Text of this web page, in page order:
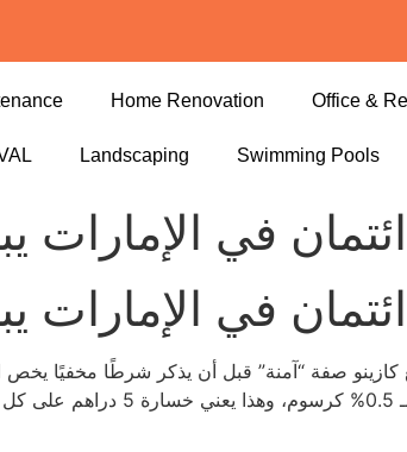
Home Renovation Office &
Landscaping Swimming Pools
في الإمارات
في الإمارات
موقع كازينو صفة “آمنة” قبل أن يذكر شرطًا مخفيًا